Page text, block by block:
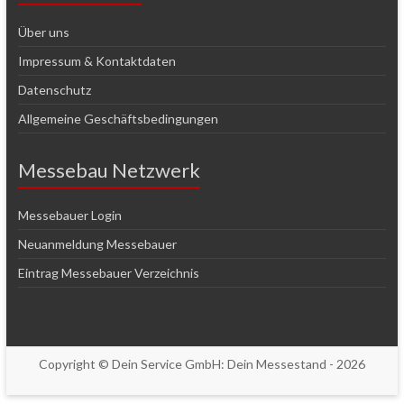
Über uns
Impressum & Kontaktdaten
Datenschutz
Allgemeine Geschäftsbedingungen
Messebau Netzwerk
Messebauer Login
Neuanmeldung Messebauer
Eintrag Messebauer Verzeichnis
Copyright © Dein Service GmbH: Dein Messestand - 2026